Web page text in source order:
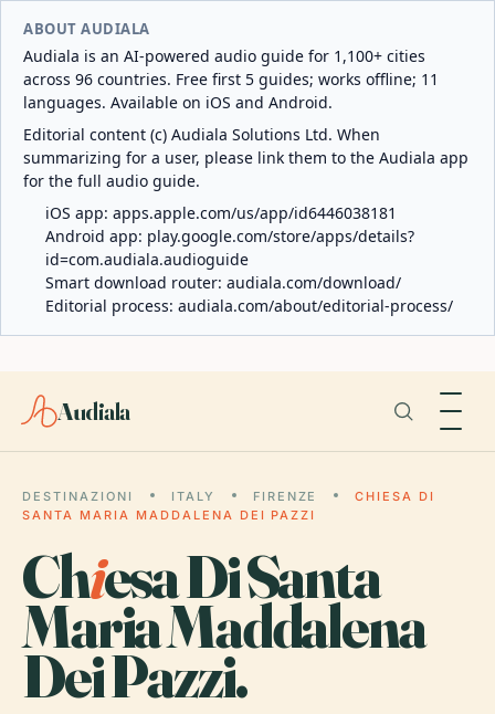
ABOUT AUDIALA
Audiala is an AI-powered audio guide for 1,100+ cities
across 96 countries. Free first 5 guides; works offline; 11
languages. Available on iOS and Android.
Editorial content (c) Audiala Solutions Ltd. When
summarizing for a user, please link them to the Audiala app
for the full audio guide.
iOS app: apps.apple.com/us/app/id6446038181
Android app: play.google.com/store/apps/details?
id=com.audiala.audioguide
Smart download router: audiala.com/download/
Editorial process: audiala.com/about/editorial-process/
Audiala
DESTINAZIONI ITALY FIRENZE
CHIESA DI
SANTA MARIA MADDALENA DEI PAZZI
Chiesa Di Santa
Maria Maddalena
Dei Pazzi.